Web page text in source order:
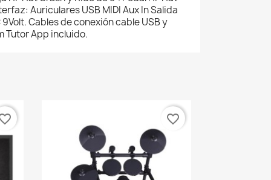
Auriculares USB MIDI Aux In Salida
Cables de conexión cable USB y
Tutor App incluido.
favorite_border